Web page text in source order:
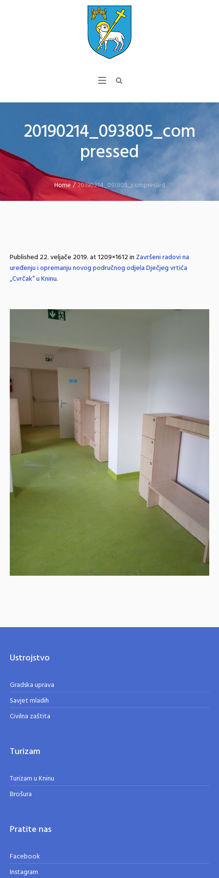
20190214_093805_com
pressed
Home /20190214_093805_compressed
Published22. veljače 2019.at 1209×1612 inZavršeni radovi na
uređenju i opremanju novog područnog odjela Dječjeg vrtića
„Cvrčak“ u Kninu.
Ustrojstvo
Gradska uprava
Savjet mladih
Civilna zaštita
Turizam
Turizam u Kninu
Brošura
Pratite nas
Facebook
Instagram